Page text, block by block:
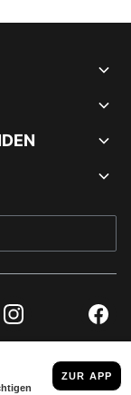
Instagram
VORBEHALTEN
HINWEISE